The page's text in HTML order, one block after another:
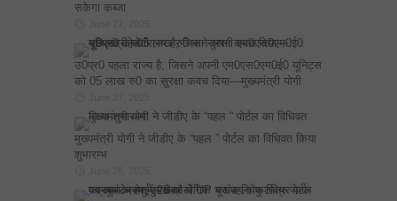
सकेगा कब्जा
उ0प्र0 पहला राज्य है, जिसने अपनी एम0एस0एम0ई0 यूनिट्स
को 05 लाख रु0 का सुरक्षा कवच दिया—मुख्यमंत्री योगी
मुख्यमंत्री योगी ने जीडीए के “पहल ” पोर्टल का विधिवत किया
शुभारम्भ